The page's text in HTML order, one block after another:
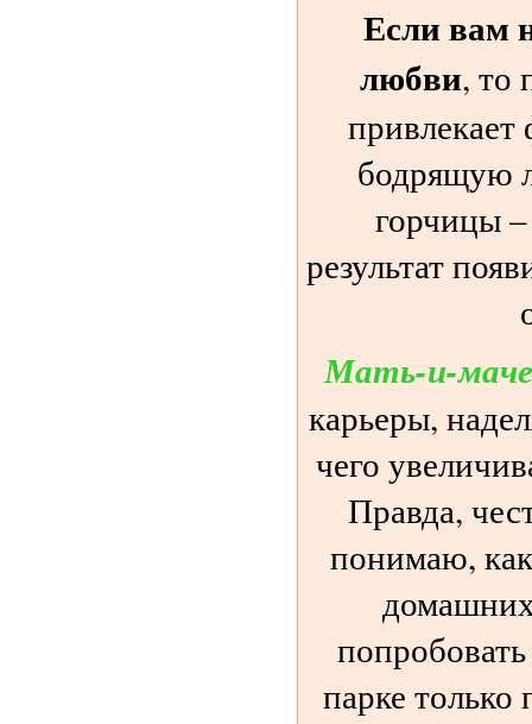
Если вам
любви, то
бодрящую
горчицы
результат
Мать-и-
карьеры,
чего
Правда,
понимаю,
парке